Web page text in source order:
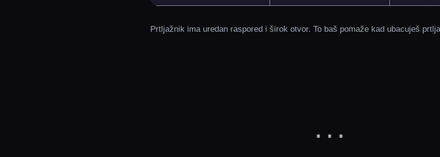
Prtljažnik ima uredan raspored i širok otvor. To baš pomaže kad ubacuješ